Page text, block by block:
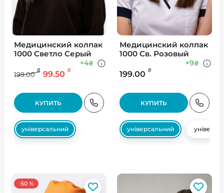
Медицинский колпак
1000 Светло Серый
199.00
₴ 99.50 ₴
+4₴
КУПИТЬ
універсальний
Медицинский колпак
1000 Св. Розовый
199.00 ₴
+9₴
КУПИТЬ
універсальний
-50 %